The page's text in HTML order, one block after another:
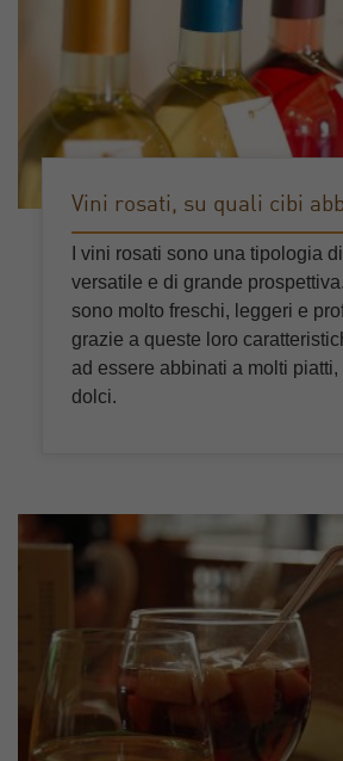
Vini rosati, su quali cibi
I vini rosati sono una tipologia
versatile e di grande
sono molto freschi, leggeri e
grazie a queste loro
ad essere abbinati a molti
dolci.